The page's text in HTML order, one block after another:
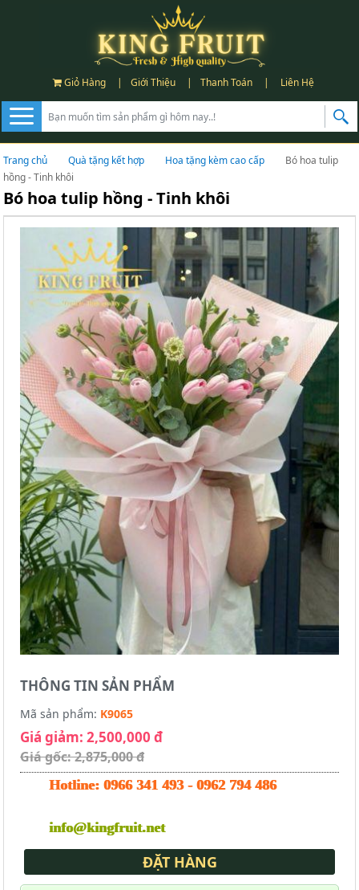
Giỏ Hàng | Giới Thiệu | Thanh Toán | Liên Hệ
Trang chủ Quà tặng kết hợp Hoa tặng kèm cao cấp
Bó hoa tulip
hồng - Tinh khôi
Bó hoa tulip hồng - Tinh khôi
THÔNG TIN SẢN PHẨM
Mã sản phẩm: K9065
Giá giảm: 2,500,000 đ
Giá gốc: 2,875,000 đ
Hotline: 0966 341 493 - 0962 794 486
info@kingfruit.net
ĐẶT HÀNG